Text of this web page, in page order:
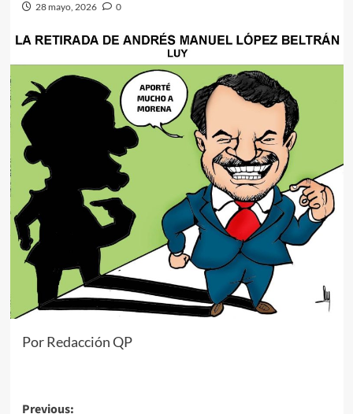
28 mayo, 2026 0
Por Redacción QP
Previous: